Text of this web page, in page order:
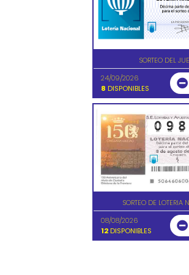
SORTEO DEL
24/09/2026
8 DISPONIBLES
SORTEO DE LOTERIA
08/08/2026
12 DISPONIBLES